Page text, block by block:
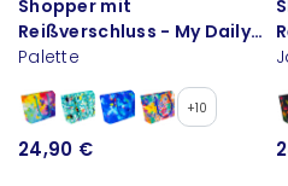
Shopper mit
Reißverschluss - My Daily
Bag
Palette
+10
24,90 €